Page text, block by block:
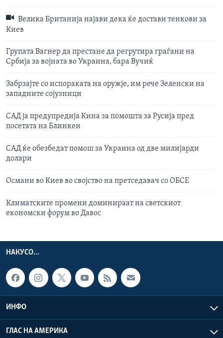
Велика Британија најави дека ќе достави тенкови за
Киев
Групата Вагнер да престане да регрутира граѓани на
Србија за војната во Украина, бара Вучиќ
Забрзајте со испораката на оружје, им рече Зеленски на
западните сојузници
САД ја предупредија Кина за помошта за Русија пред
посетата на Блинкен
САД ќе обезбедат помош за Украина од две милијарди
долари
Османи во Киев во својство на претседавач со ОБСЕ
Климатските промени доминираат на светскиот
економски форум во Давос
НАКУСО...
ИНФО
ГЛАС НА АМЕРИКА